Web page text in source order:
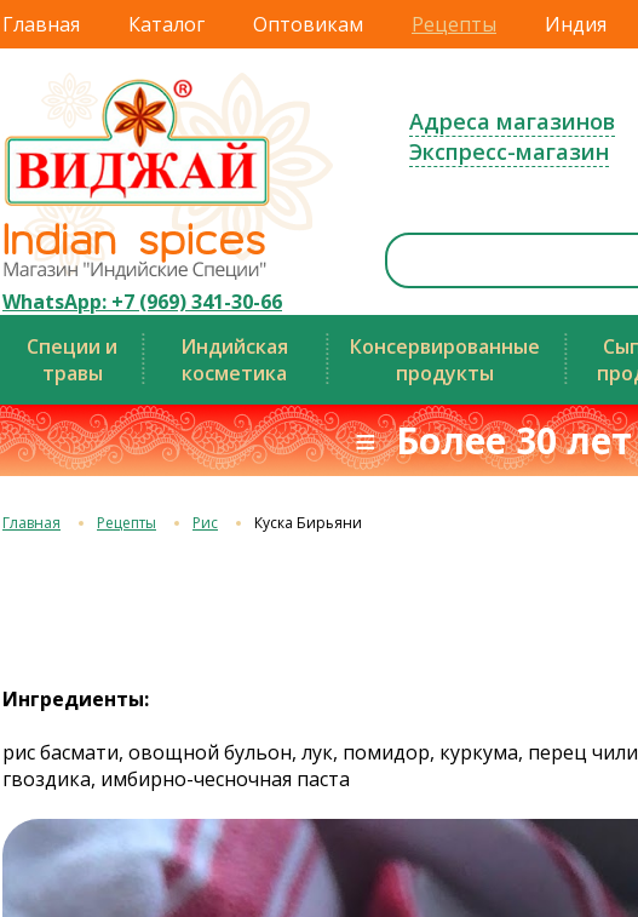
Главная Каталог Оптовикам Рецепты Индия
WhatsApp: +7 (969) 341-30-66
Адреса магазинов
Экспресс-магазин
Специи и
травы
Индийская
косметика
Консервированные
продукты
≡ Более 30
Главная Рецепты Рис Куска Бирьяни
Ингредиенты:
рис басмати, овощной бульон, лук, помидор, куркума, перец
гвоздика, имбирно-чесночная паста